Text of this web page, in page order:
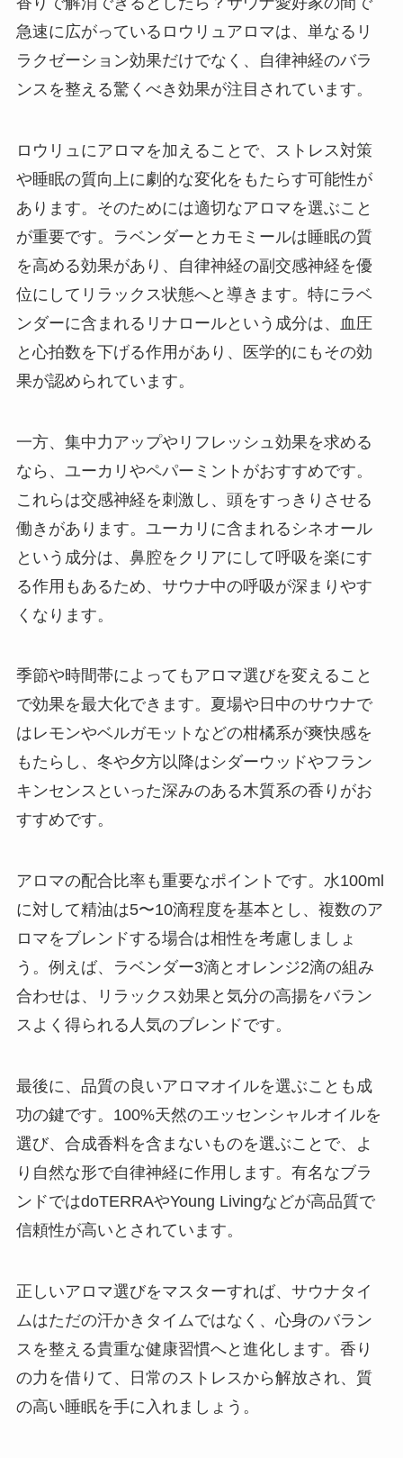
急速に広がっているロウリュアロマは、単なるリ
ラクゼーション効果だけでなく、自律神経のバラ
ンスを整える驚くべき効果が注目されています。
ロウリュにアロマを加えることで、ストレス対策
や睡眠の質向上に劇的な変化をもたらす可能性が
あります。そのためには適切なアロマを選ぶこと
が重要です。ラベンダーとカモミールは睡眠の質
を高める効果があり、自律神経の副交感神経を優
位にしてリラックス状態へと導きます。特にラベ
ンダーに含まれるリナロールという成分は、血圧
と心拍数を下げる作用があり、医学的にもその効
果が認められています。
一方、集中力アップやリフレッシュ効果を求める
なら、ユーカリやペパーミントがおすすめです。
これらは交感神経を刺激し、頭をすっきりさせる
働きがあります。ユーカリに含まれるシネオール
という成分は、鼻腔をクリアにして呼吸を楽にす
る作用もあるため、サウナ中の呼吸が深まりやす
くなります。
季節や時間帯によってもアロマ選びを変えること
で効果を最大化できます。夏場や日中のサウナで
はレモンやベルガモットなどの柑橘系が爽快感を
もたらし、冬や夕方以降はシダーウッドやフラン
キンセンスといった深みのある木質系の香りがお
すすめです。
アロマの配合比率も重要なポイントです。水100ml
に対して精油は5〜10滴程度を基本とし、複数のア
ロマをブレンドする場合は相性を考慮しましょ
う。例えば、ラベンダー3滴とオレンジ2滴の組み
合わせは、リラックス効果と気分の高揚をバラン
スよく得られる人気のブレンドです。
最後に、品質の良いアロマオイルを選ぶことも成
功の鍵です。100%天然のエッセンシャルオイルを
選び、合成香料を含まないものを選ぶことで、よ
り自然な形で自律神経に作用します。有名なブラ
ンドではdoTERRAやYoung Livingなどが高品質で
信頼性が高いとされています。
正しいアロマ選びをマスターすれば、サウナタイ
ムはただの汗かきタイムではなく、心身のバラン
スを整える貴重な健康習慣へと進化します。香り
の力を借りて、日常のストレスから解放され、質
の高い睡眠を手に入れましょう。